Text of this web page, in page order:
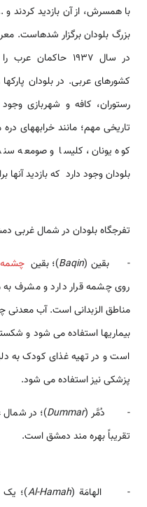
با همسرش، از آن بازدید کردند
بزرگ بلودان برگزار شده­است.
در سال 1937
کشورهای عربی. در بلودان
رستوران، کافه و شهربازی وجود
تاریخی مهم؛ مانند خرابه­های
کوه یونان، کلیسا و صومعه
بلودان وجود دارد که بازدید
تفرج­گاه بلودان در شمال غربی
- بقين (Baqin)؛ بقینچشمه
روی چشمه قرار دارد و مشرف به
مناطق الزبدانی است. آب معدنی
بیماری­ها استفاده می شود و
است و در تهیه غذای کودک به
پزشکی نیز استفاده می شود.
- دُمَّر (Dummar)؛ در
تقریباً بهره مند دمشق است.
- الهامَة (Al-Hamah)؛ یک